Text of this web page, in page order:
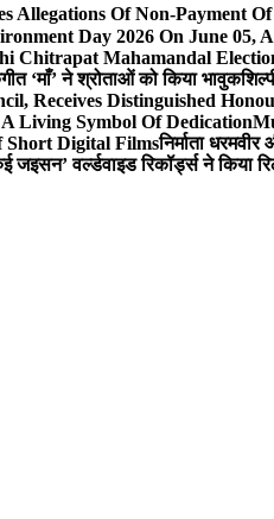
Allegations Of Non-
Day 2026 On June
Mahamandal
‘माँ’ ने श्रोताओं को किया भावुक
Receives Distinguished
Living Symbol Of Dedication
Short Digital Filmsनिर्माता
जइसन’ वर्ल्डवाइड रिकॉर्ड्स ने किया